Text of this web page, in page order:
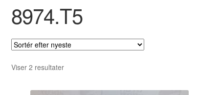
Kasse
Klage
Klageprocedure
Kontakte
8974.T5
Viser 2 resultaterSorteret
seneste